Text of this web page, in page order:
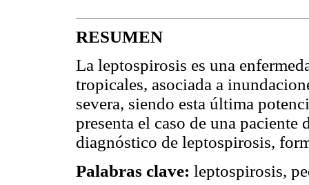
RESUMEN
La leptospirosis es una
tropicales, asociada a
severa, siendo esta última
presenta el caso de una paciente
diagnóstico de leptospirosis,
Palabras clave: leptospirosis,